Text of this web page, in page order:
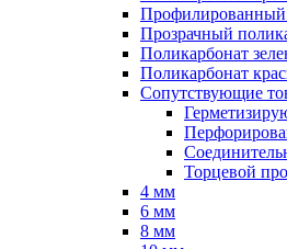
Профилированный
Прозрачный
Поликарбонат
Поликарбонат
Сопутствующие
Торцевой
4 мм
6 мм
8 мм